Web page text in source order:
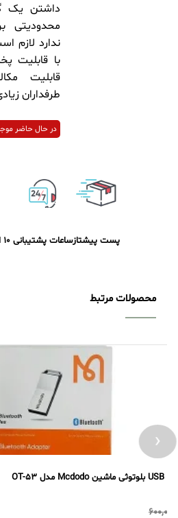
داشتن یک
محدودیتی
ندارد لازم
با قابلیت
قابلیت
طرفداران
در حال حاضر
پست پیشتازساعات پشتیبانی 10 الی 20
محصولات مرتبط
دانگل USB بلوتوثی ماشین پایونیر مدل P52
‹